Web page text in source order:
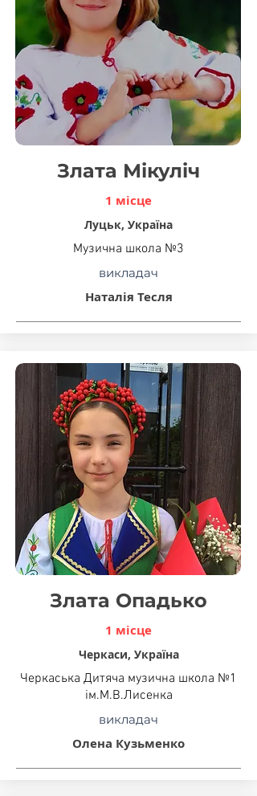
Злата Мікуліч
1 місце
Луцьк, Україна
Музична школа №3
викладач
Наталія Тесля
Злата Опадько
1 місце
Черкаси, Україна
Черкаська Дитяча музична школа №1
ім.М.В.Лисенка
викладач
Олена Кузьменко